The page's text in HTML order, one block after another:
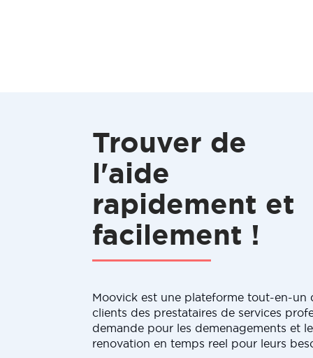
Trouver de
l'aide
rapidement et
facilement !
Moovick est une plateforme tout-en-un
clients des prestataires de services
demande pour les demenagements et
renovation en temps reel pour leurs